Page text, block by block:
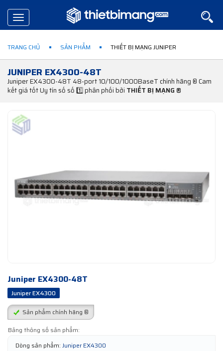
Toggle
navigation
TRANG CHỦ SẢN PHẨM THIẾT BỊ MẠNG JUNIPER
JUNIPER EX4300-48T
Juniper EX4300-48T 48-port 10/100/1000BaseT chính hãng ® Cam
kết giá tốt Uy tín số số 1️⃣ phân phối bởi THIẾT BỊ MẠNG ®
Juniper EX4300-48T
Juniper EX4300
Sản phẩm chính hãng ®
Bảng thông số sản phẩm:
Dòng sản phẩm: Juniper EX4300